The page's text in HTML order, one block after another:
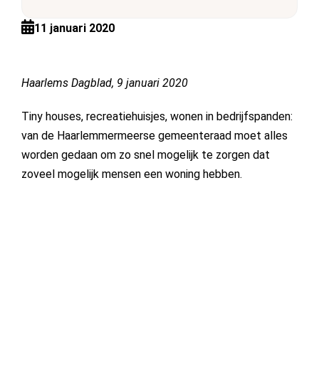
11 januari 2020
Haarlems Dagblad, 9 januari 2020
Tiny houses, recreatiehuisjes, wonen in bedrijfspanden:
van de Haarlemmermeerse gemeenteraad moet alles
worden gedaan om zo snel mogelijk te zorgen dat
zoveel mogelijk mensen een woning hebben.